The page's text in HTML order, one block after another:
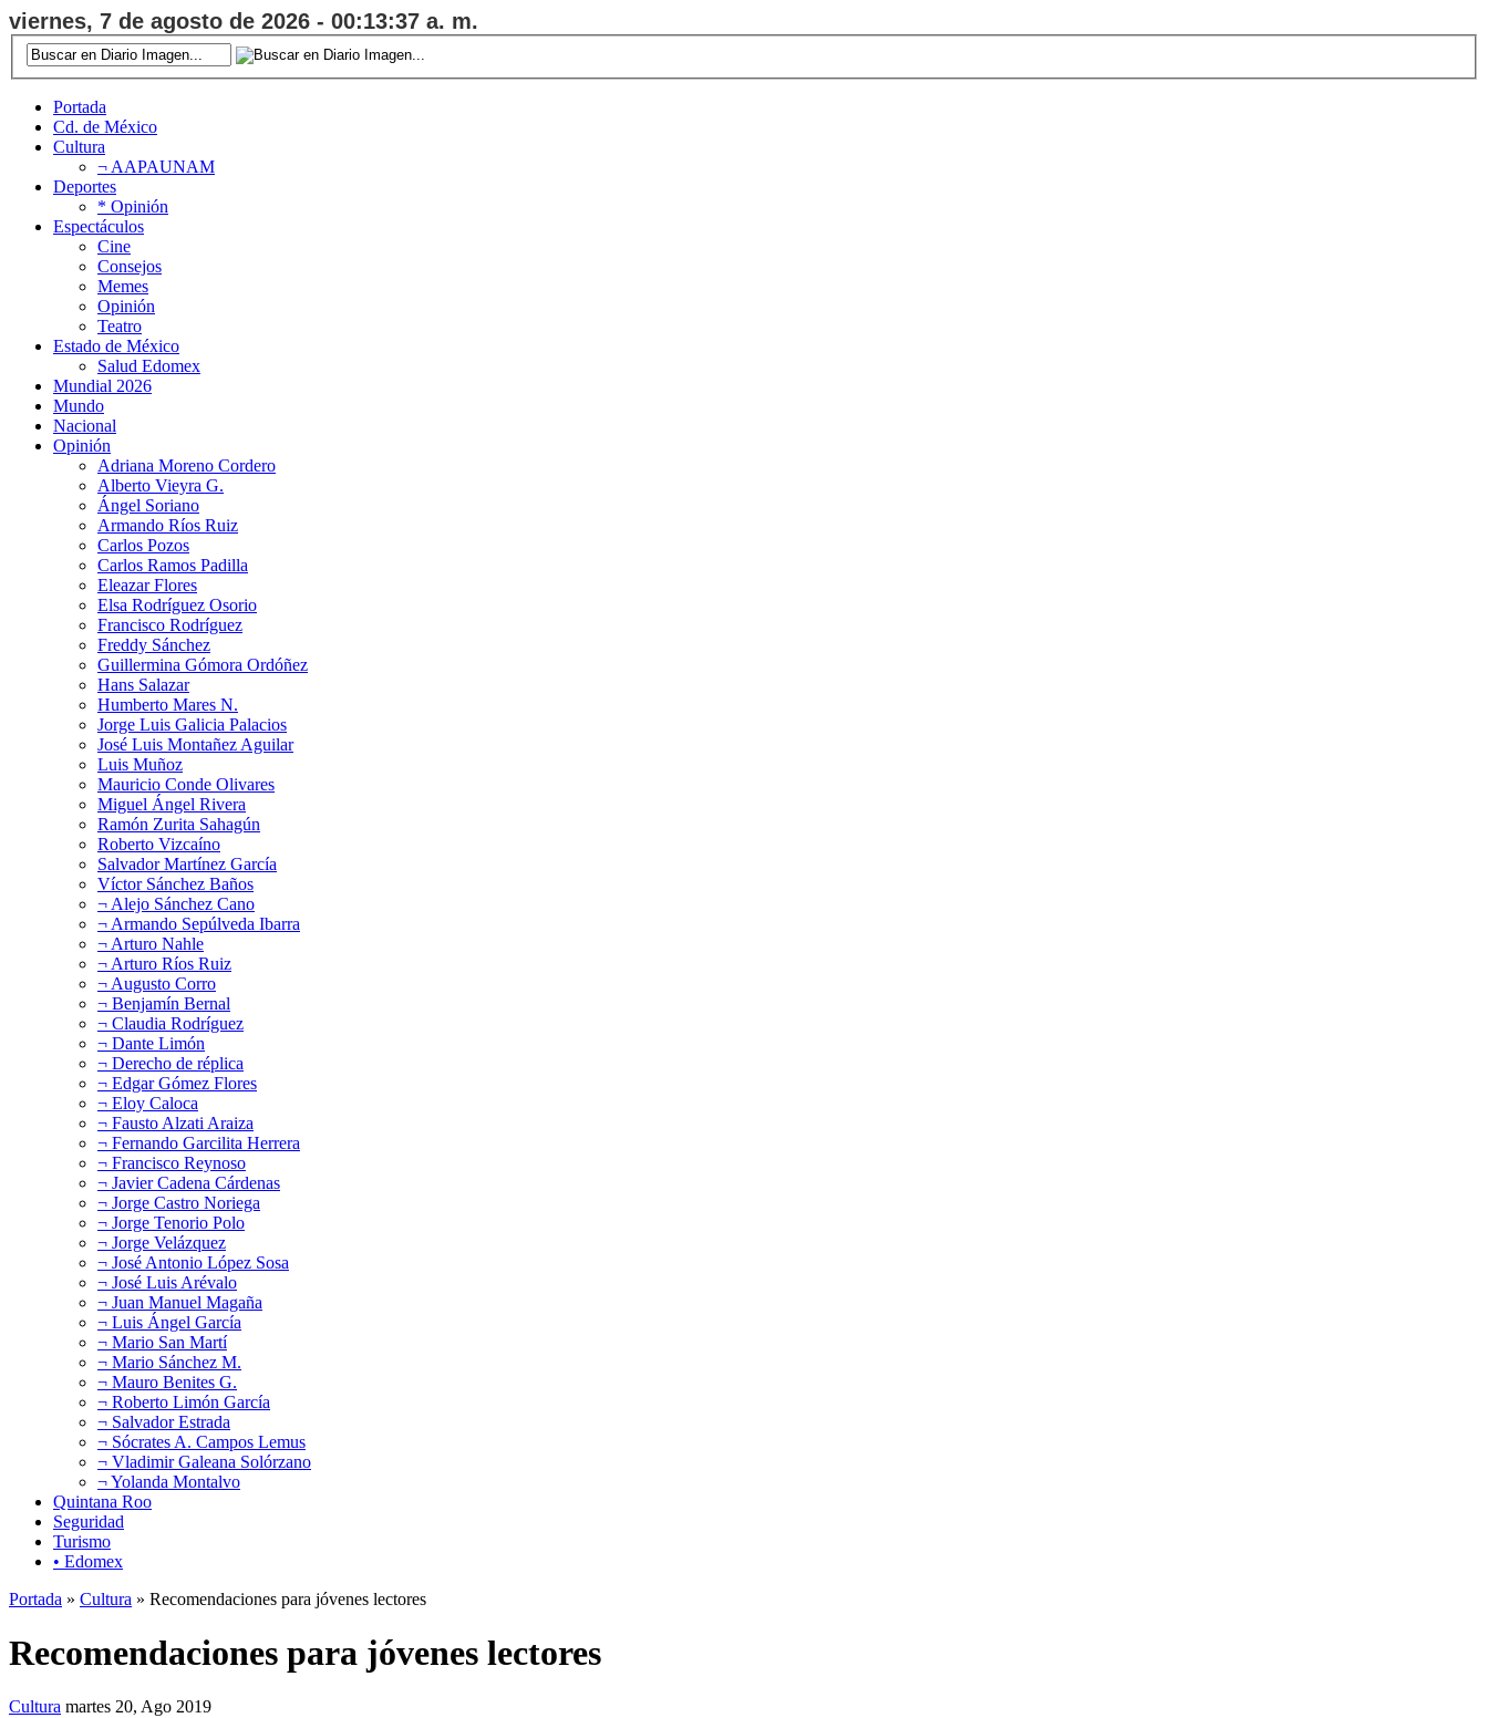
viernes, 7 de agosto de 2026 - 00:13:37 a. m.
Portada
Cd. de México
Cultura
¬ AAPAUNAM
Deportes
* Opinión
Espectáculos
Cine
Consejos
Memes
Opinión
Teatro
Estado de México
Salud Edomex
Mundial 2026
Mundo
Nacional
Opinión
Adriana Moreno Cordero
Alberto Vieyra G.
Ángel Soriano
Armando Ríos Ruiz
Carlos Pozos
Carlos Ramos Padilla
Eleazar Flores
Elsa Rodríguez Osorio
Francisco Rodríguez
Freddy Sánchez
Guillermina Gómora Ordóñez
Hans Salazar
Humberto Mares N.
Jorge Luis Galicia Palacios
José Luis Montañez Aguilar
Luis Muñoz
Mauricio Conde Olivares
Miguel Ángel Rivera
Ramón Zurita Sahagún
Roberto Vizcaíno
Salvador Martínez García
Víctor Sánchez Baños
¬ Alejo Sánchez Cano
¬ Armando Sepúlveda Ibarra
¬ Arturo Nahle
¬ Arturo Ríos Ruiz
¬ Augusto Corro
¬ Benjamín Bernal
¬ Claudia Rodríguez
¬ Dante Limón
¬ Derecho de réplica
¬ Edgar Gómez Flores
¬ Eloy Caloca
¬ Fausto Alzati Araiza
¬ Fernando Garcilita Herrera
¬ Francisco Reynoso
¬ Javier Cadena Cárdenas
¬ Jorge Castro Noriega
¬ Jorge Tenorio Polo
¬ Jorge Velázquez
¬ José Antonio López Sosa
¬ José Luis Arévalo
¬ Juan Manuel Magaña
¬ Luis Ángel García
¬ Mario San Martí
¬ Mario Sánchez M.
¬ Mauro Benites G.
¬ Roberto Limón García
¬ Salvador Estrada
¬ Sócrates A. Campos Lemus
¬ Vladimir Galeana Solórzano
¬ Yolanda Montalvo
Quintana Roo
Seguridad
Turismo
• Edomex
Portada » Cultura » Recomendaciones para jóvenes lectores
Recomendaciones para jóvenes lectores
Cultura martes 20, Ago 2019